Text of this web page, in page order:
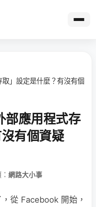
」設定是什麼？有沒有個
部應用程式存
有個資疑
網路大小事
從 Facebook 開始，